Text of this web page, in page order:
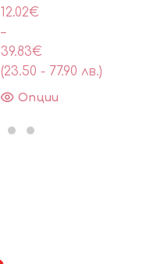
12.02€
–
39.83€
Price
range:
12.02€
through
39.83€
(23.50 - 77.90 лв.)
Опции